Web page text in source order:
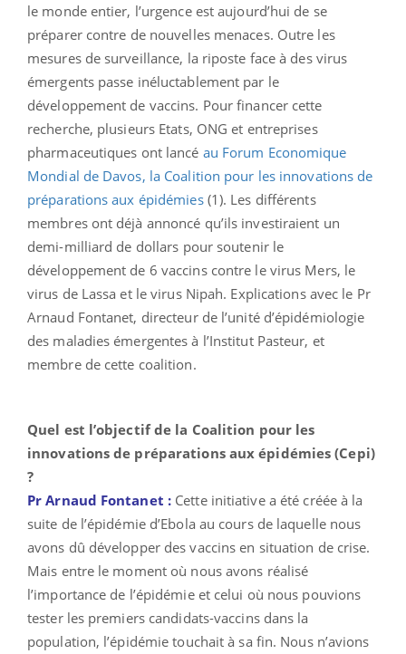
le monde entier, l’urgence est aujourd’hui de se
préparer contre de nouvelles menaces. Outre les
mesures de surveillance, la riposte face à des virus
émergents passe inéluctablement par le
développement de vaccins. Pour financer cette
recherche, plusieurs Etats, ONG et entreprises
pharmaceutiques ont lancé au Forum Economique
Mondial de Davos, la Coalition pour les innovations de
préparations aux épidémies(1). Les différents
membres ont déjà annoncé qu’ils investiraient un
demi-milliard de dollars pour soutenir le
développement de 6 vaccins contre le virus Mers, le
virus de Lassa et le virus Nipah. Explications avec le Pr
Arnaud Fontanet, directeur de l’unité d’épidémiologie
des maladies émergentes à l’Institut Pasteur, et
membre de cette coalition.
Quel est l’objectif de la Coalition pour les
innovations de préparations aux épidémies (Cepi)
?
Pr Arnaud Fontanet : Cette initiative a été créée à la
suite de l’épidémie d’Ebola au cours de laquelle nous
avons dû développer des vaccins en situation de crise.
Mais entre le moment où nous avons réalisé
l’importance de l’épidémie et celui où nous pouvions
tester les premiers candidats-vaccins dans la
population, l’épidémie touchait à sa fin. Nous n’avions